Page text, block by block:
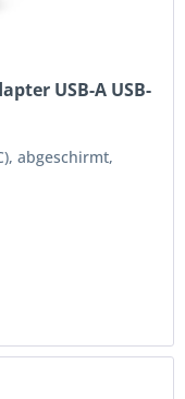
USB-A USB-
abgeschirmt,